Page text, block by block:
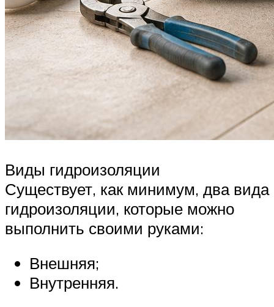
Виды гидроизоляции
Существует, как минимум, два вида
гидроизоляции, которые можно
выполнить своими руками:
Внешняя;
Внутренняя.